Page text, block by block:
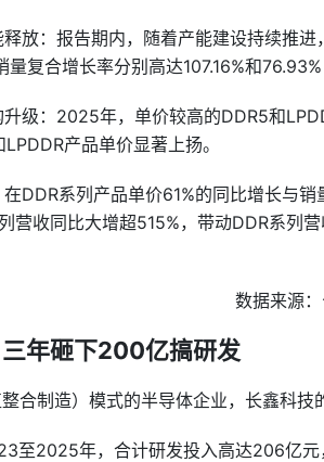
放：报告期内，随着产能建设持续推进
量复合增长率分别高达107.16%和
级：2025年，单价较高的DDR5和
产品单价显著上扬。
DDR系列产品单价61%的同比增长与
营收同比大增超515%，带动DDR系列
数据来源
年砸下200亿搞研发
合制造）模式的半导体企业，长鑫科
至2025年，合计研发投入高达206亿元